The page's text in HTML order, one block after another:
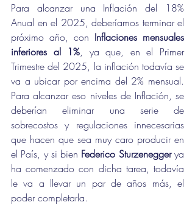
Para alcanzar una Inflación del 18%
Anual en el 2025, deberíamos terminar el
próximo año, con Inflaciones mensuales
inferiores al 1%, ya que, en el Primer
Trimestre del 2025, la inflación todavía se
va a ubicar por encima del 2% mensual.
Para alcanzar eso niveles de Inflación, se
deberían eliminar una serie de
sobrecostos y regulaciones innecesarias
que hacen que sea muy caro producir en
el País, y si bien Federico Sturzenegger ya
ha comenzado con dicha tarea, todavía
le va a llevar un par de años más, el
poder completarla.